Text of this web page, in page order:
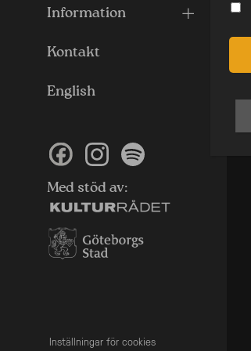
Information
Kontakt
English
Med stöd av:
Inställningar för cookies